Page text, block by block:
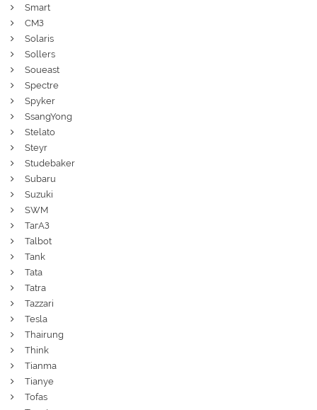
Smart
СМЗ
Solaris
Sollers
Soueast
Spectre
Spyker
SsangYong
Stelato
Steyr
Studebaker
Subaru
Suzuki
SWM
ТагАЗ
Talbot
Tank
Tata
Tatra
Tazzari
Tesla
Thairung
Think
Tianma
Tianye
Tofas